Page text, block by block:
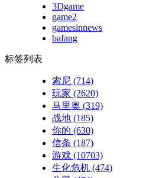
3Dgame
game2
gamesinnews
bafang
标签列表
索尼 (714)
玩家 (2620)
马里奥 (319)
战地 (185)
你的 (630)
信条 (187)
游戏 (10703)
生化危机 (474)